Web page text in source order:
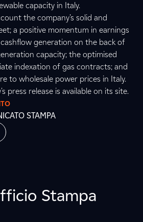
capacity in Italy.
the company’s solid and
a positive momentum in earnings
generation on the back of
capacity; the optimised
indexation of gas contracts; and
to wholesale power prices in Italy.
press release is available on its site.
STAMPA
Stampa